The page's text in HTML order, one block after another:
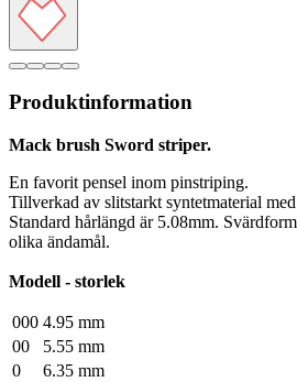
Produktinformation
Mack brush Sword striper.
En favorit pensel inom pinstriping.
Tillverkad av slitstarkt syntetmaterial
Standard hårlängd är 5.08mm.
olika ändamål.
Modell - storlek
000 4.95 mm
00
5.55 mm
0
6.35 mm